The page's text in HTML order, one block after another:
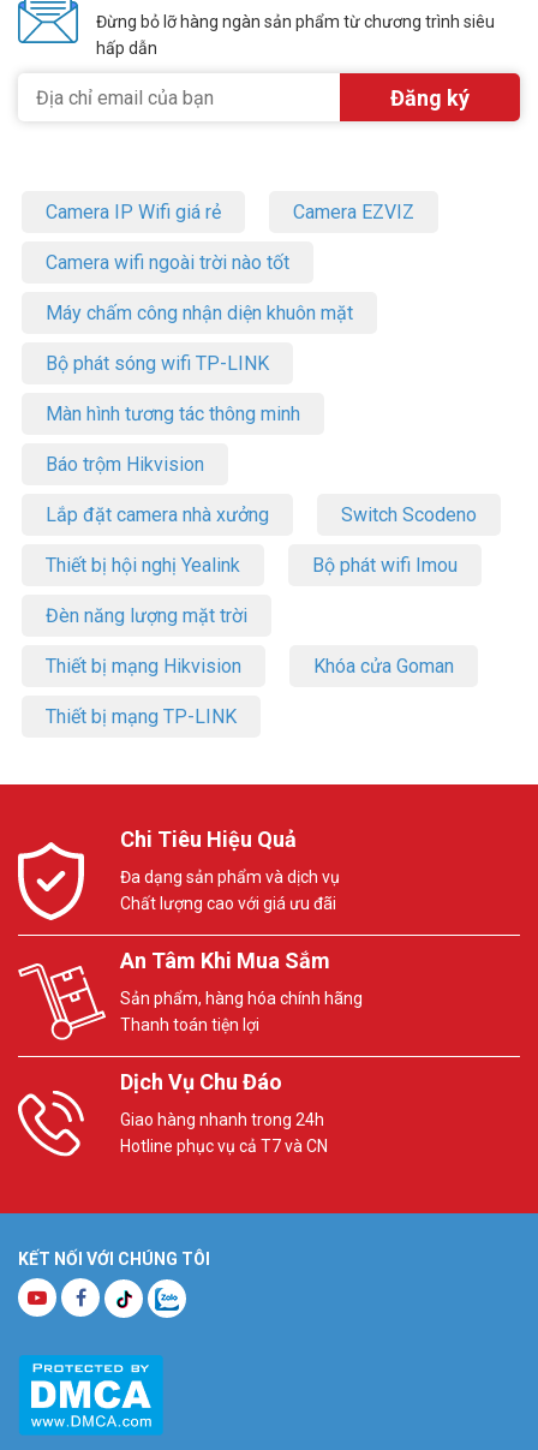
Đừng bỏ lỡ hàng ngàn sản phẩm từ chương trình siêu
hấp dẫn
Camera IP Wifi giá rẻ Camera EZVIZ
Camera wifi ngoài trời nào tốt
Máy chấm công nhận diện khuôn mặt
Bộ phát sóng wifi TP-LINK
Màn hình tương tác thông minh
Báo trộm Hikvision
Lắp đặt camera nhà xưởng Switch Scodeno
Thiết bị hội nghị Yealink Bộ phát wifi Imou
Đèn năng lượng mặt trời
Thiết bị mạng Hikvision Khóa cửa Goman
Thiết bị mạng TP-LINK
Chi Tiêu Hiệu Quả
Đa dạng sản phẩm và dịch vụ
Chất lượng cao với giá ưu đãi
An Tâm Khi Mua Sắm
Sản phẩm, hàng hóa chính hãng
Thanh toán tiện lợi
Dịch Vụ Chu Đáo
Giao hàng nhanh trong 24h
Hotline phục vụ cả T7 và CN
KẾT NỐI VỚI CHÚNG TÔI